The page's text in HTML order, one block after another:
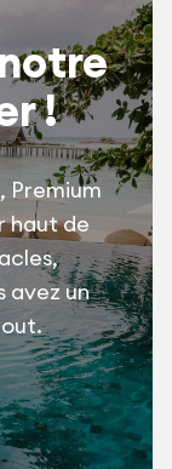
!
Premium
haut de
avez un